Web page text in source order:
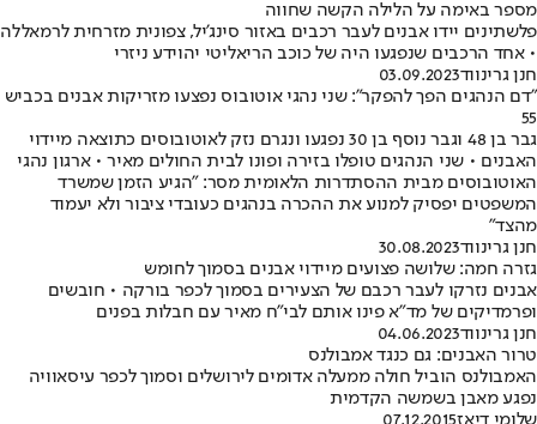
מספר באימה על הלילה הקשה שחווה
פלשתינים יידו אבנים לעבר רכבים באזור סינג'יל, צפונית מזרחית לרמאללה
• אחד הרכבים שנפגעו היה של כוכב הריאליטי יהוידע ניזרי
חנן גרינווד03.09.2023
"דם הנהגים הפך להפקר": שני נהגי אוטובוס נפצעו מזריקות אבנים בכביש
55
גבר בן 48 וגבר נוסף בן 30 נפגעו ונגרם נזק לאוטובוסים כתוצאה מיידוי
האבנים • שני הנהגים טופלו בזירה ופונו לבית החולים מאיר • ארגון נהגי
האוטובוסים מבית ההסתדרות הלאומית מסר: "הגיע הזמן שמשרד
המשפטים יפסיק למנוע את ההכרה בנהגים כעובדי ציבור ולא יעמוד
מהצד"
חנן גרינווד30.08.2023
גזרה חמה: שלושה פצועים מיידוי אבנים בסמוך לחומש
אבנים נזרקו לעבר רכבם של הצעירים בסמוך לכפר בורקה • חובשים
ופרמדיקים של מד"א פינו אותם לבי"ח מאיר עם חבלות בפנים
חנן גרינווד04.06.2023
טרור האבנים: גם כנגד אמבולנס
האמבולנס הוביל חולה ממעלה אדומים לירושלים וסמוך לכפר עיסאוויה
נפגע מאבן בשמשה הקדמית